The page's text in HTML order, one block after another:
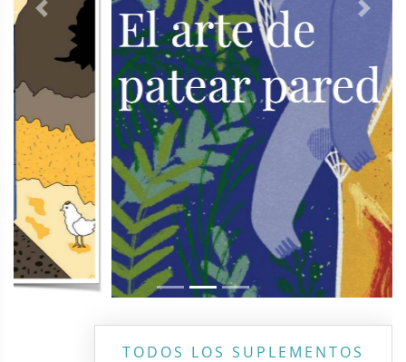
Previous Next
TODOS LOS SUPLEMENTOS